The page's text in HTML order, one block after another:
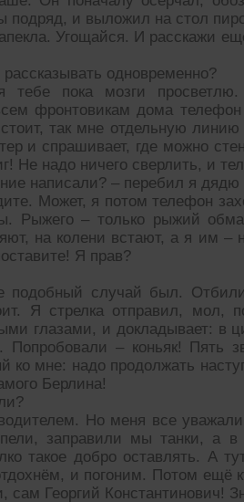
подряд, и выложил на стол
Угощайся. И расскажи
одновременно?
пока мозги
фронтовикам дома
так мне отдельную
и спрашивает, где можно
Не надо ничего сверлить, и
написали? – перебил я дядю
Может, я потом телефон
Рыжего – только рыжий
на колени встают, а я им –
Я прав?
случай был.
Я стрелка отправил, мол,
глазами, и докладывает: в
Попробовали – коньяк! Пять
ко мне: надо продолжать
Берлина!
Но меня все
заправили мы танки, а
такое добро оставлять. А
и погоним. Потом ещё
сам Георгий Константинович!